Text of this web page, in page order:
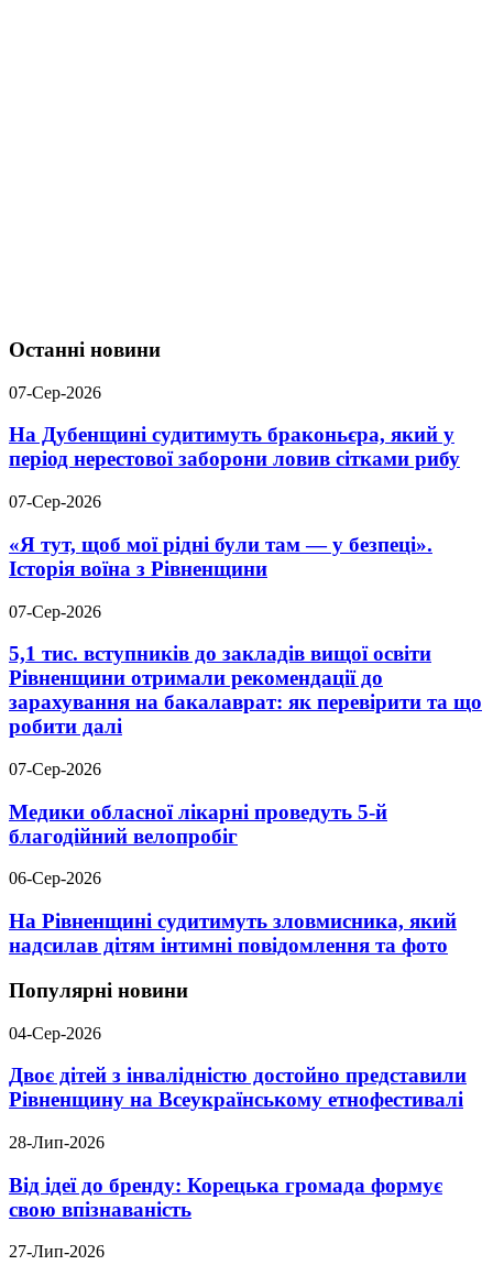
Останні новини
07-Сер-2026
На Дубенщині судитимуть браконьєра, який у
період нерестової заборони ловив сітками рибу
07-Сер-2026
«Я тут, щоб мої рідні були там — у безпеці».
Історія воїна з Рівненщини
07-Сер-2026
5,1 тис. вступників до закладів вищої освіти
Рівненщини отримали рекомендації до
зарахування на бакалаврат: як перевірити та що
робити далі
07-Сер-2026
Медики обласної лікарні проведуть 5-й
благодійний велопробіг
06-Сер-2026
На Рівненщині судитимуть зловмисника, який
надсилав дітям інтимні повідомлення та фото
Популярні новини
04-Сер-2026
Двоє дітей з інвалідністю достойно представили
Рівненщину на Всеукраїнському етнофестивалі
28-Лип-2026
Від ідеї до бренду: Корецька громада формує
свою впізнаваність
27-Лип-2026